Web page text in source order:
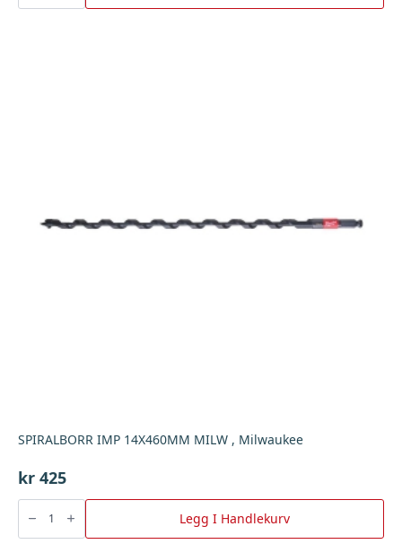
20X153
SPIRALBORR IMP 14X460MM MILW , Milwaukee
kr 425
SPIRALBORR
14X460MM
MILW
Legg I Handlekurv